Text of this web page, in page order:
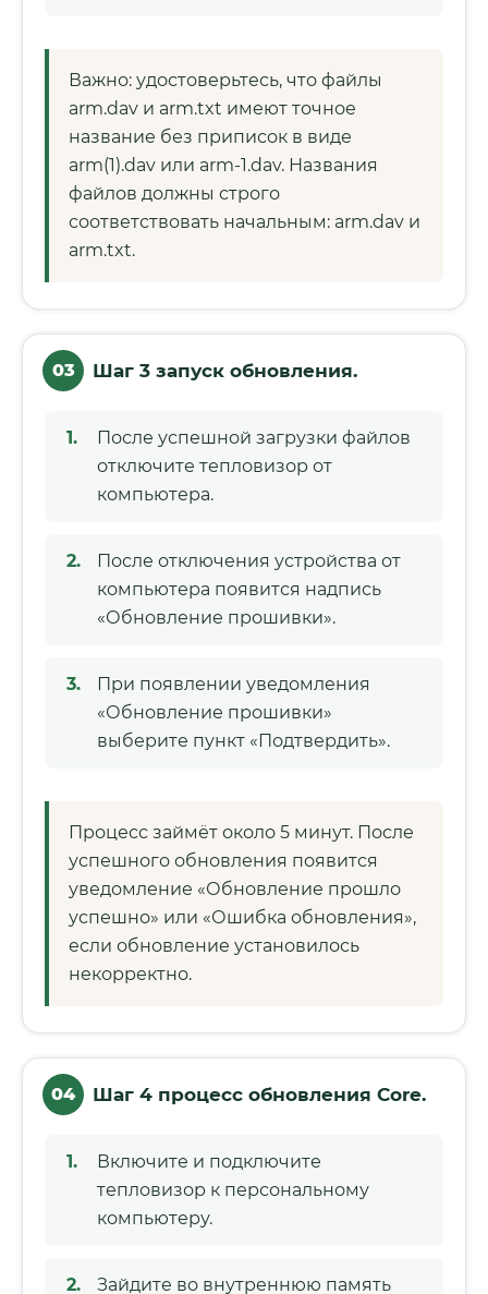
Важно: удостоверьтесь, что файлы
arm.dav и arm.txt имеют точное
название без приписок в виде
arm(1).dav или arm-1.dav. Названия
файлов должны строго
соответствовать начальным: arm.dav и
arm.txt.
03 Шаг 3 запуск обновления.
После успешной загрузки файлов
отключите тепловизор от
компьютера.
После отключения устройства от
компьютера появится надпись
«Обновление прошивки».
При появлении уведомления
«Обновление прошивки»
выберите пункт «Подтвердить».
Процесс займёт около 5 минут. После
успешного обновления появится
уведомление «Обновление прошло
успешно» или «Ошибка обновления»,
если обновление установилось
некорректно.
04 Шаг 4 процесс обновления Core.
Включите и подключите
тепловизор к персональному
компьютеру.
Зайдите во внутреннюю память